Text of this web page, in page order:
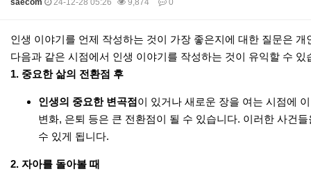
saecom 24-12-28 05:26 9,874 0
본문
인생 이야기를 언제 작성하는 것이 가장 좋은지에 대한 질문은
다음과 같은 시점에서 인생 이야기를 작성하는 것이 유익할 수 있
1. 중요한 삶의 전환점 후
인생의 중요한 변곡점이 있거나 새로운 장을 여는 시점에
변화, 은퇴 등은 큰 전환점이 될 수 있습니다. 이러한 사건
수 있게 됩니다.
2. 자아를 돌아볼 때